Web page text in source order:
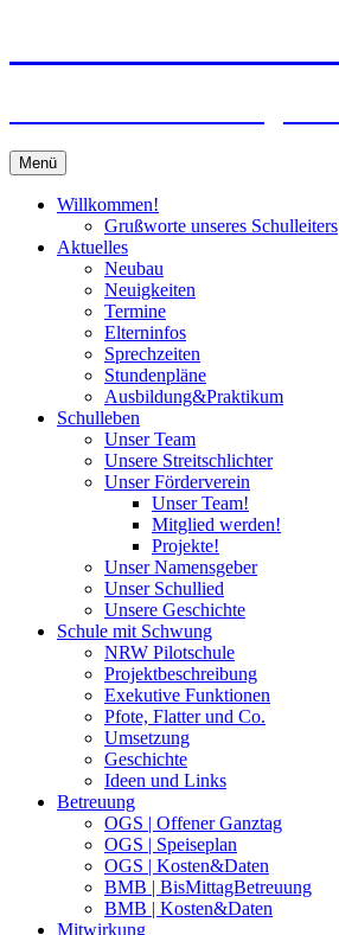
Menü
Willkommen!
Grußworte unseres Schulleiters
Aktuelles
Neubau
Neuigkeiten
Termine
Elterninfos
Sprechzeiten
Stundenpläne
Ausbildung&Praktikum
Schulleben
Unser Team
Unsere Streitschlichter
Unser Förderverein
Unser Team!
Mitglied werden!
Projekte!
Unser Namensgeber
Unser Schullied
Unsere Geschichte
Schule mit Schwung
NRW Pilotschule
Projektbeschreibung
Exekutive Funktionen
Pfote, Flatter und Co.
Umsetzung
Geschichte
Ideen und Links
Betreuung
OGS | Offener Ganztag
OGS | Speiseplan
OGS | Kosten&Daten
BMB | BisMittagBetreuung
BMB | Kosten&Daten
Mitwirkung